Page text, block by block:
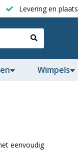
Levering en
Wimpels
eenvoudig